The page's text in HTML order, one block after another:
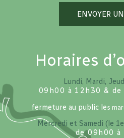
ENVOYER
Horaires
Lundi, Mardi,
09h00 à 12h30 &
fermeture au public les
Mercredi et Samedi (le
de 09h00 à